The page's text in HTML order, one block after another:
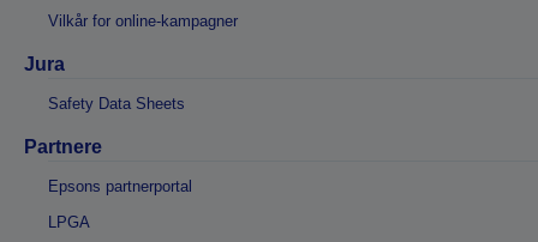
Vilkår for online-kampagner
Jura
Safety Data Sheets
Partnere
Epsons partnerportal
LPGA